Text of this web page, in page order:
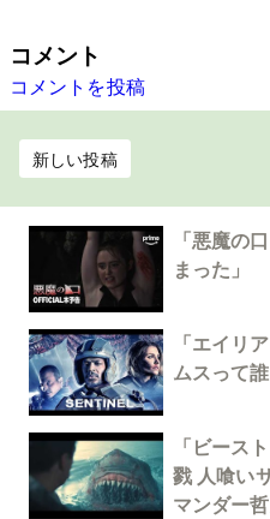
コメント
コメントを投稿
新しい投稿
「悪魔の
まった」
「エイリ
ムスって
「ビース
戮 人喰い
マンダー